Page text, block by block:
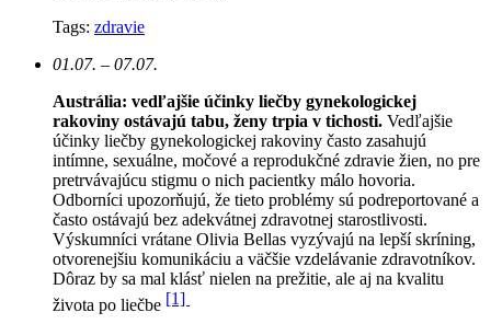
Tags: zdravie
01.07. – 07.07.
Austrália: vedľajšie účinky liečby gynekologickej
rakoviny ostávajú tabu, ženy trpia v tichosti. Vedľajšie
účinky liečby gynekologickej rakoviny často zasahujú
intímne, sexuálne, močové a reprodukčné zdravie žien, no pre
pretrvávajúcu stigmu o nich pacientky málo hovoria.
Odborníci upozorňujú, že tieto problémy sú podreportované a
často ostávajú bez adekvátnej zdravotnej starostlivosti.
Výskumníci vrátane Olivia Bellas vyzývajú na lepší skríning,
otvorenejšiu komunikáciu a väčšie vzdelávanie zdravotníkov.
Dôraz by sa mal klásť nielen na prežitie, ale aj na kvalitu
života po liečbe [1]